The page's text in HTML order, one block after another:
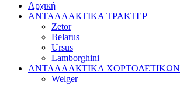
Αρχική
ΑΝΤΑΛΛΑΚΤΙΚΑ ΤΡΑΚΤΕΡ
Zetor
Belarus
Ursus
Lamborghini
ΑΝΤΑΛΛΑΚΤΙΚΑ ΧΟΡΤΟΔΕΤΙΚΩΝ
Welger